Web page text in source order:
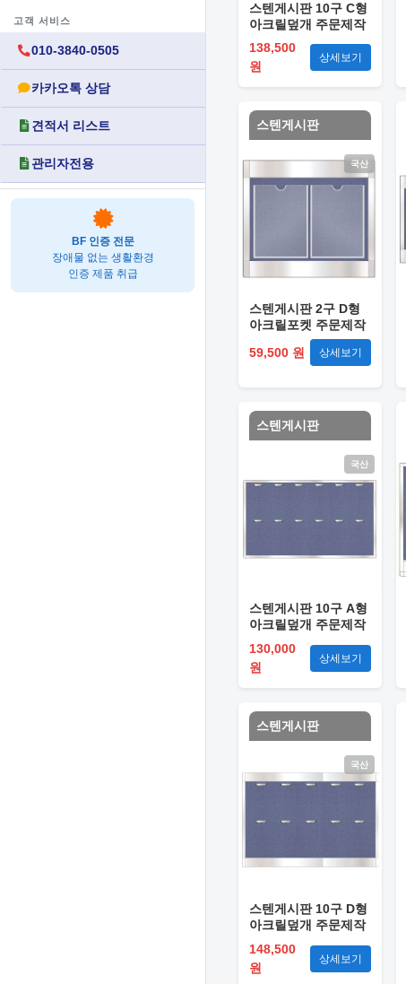
고객 서비스
010-3840-0505
카카오톡 상담
견적서 리스트
관리자전용
BF 인증 전문
장애물 없는 생활환경
인증 제품 취급
스텐게시판 10구 C형
아크릴덮개 주문제작
138,500
원
상세보기
스텐게시판
국산
스텐게시판 2구 D형
아크릴포켓 주문제작
59,500 원
상세보기
스텐게시판
국산
스텐게시판 10구 A형
아크릴덮개 주문제작
130,000
원
상세보기
스텐게시판
국산
스텐게시판 10구 D형
아크릴덮개 주문제작
148,500
원
상세보기